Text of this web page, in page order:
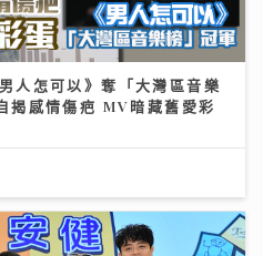
人怎可以》奪「大灣區音樂
揭感情傷疤 MV暗藏舊愛彩